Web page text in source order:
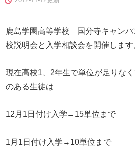
鹿島学園高等学校 国分寺キャンパ
校説明会と入学相談会を開催します
現在高校1、2年生で単位が足りな
のある生徒は
12月1日付け入学→15単位まで
1月1日付け入学→10単位まで